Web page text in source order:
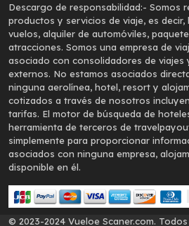
Descargo de responsabilidad:- Somos
productos y servicios de viaje, es
vuelos, alquiler de automóviles,
atracciones. Somos una empresa de
asociado con consolidadores de viajes
externos. No estamos asociados
ninguna aerolínea, hotel, resort y
cotizados a través de nosotros
tarifas. El motor de búsqueda de
herramienta de terceros de
simplemente para proporcionar
asociados con ninguna empresa,
disponible en él.
© 2023-2024 Vueloe Scaner.com.